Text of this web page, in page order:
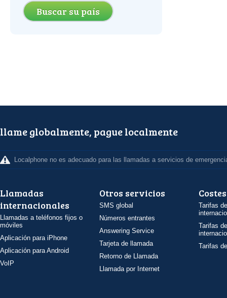
Buscar su país
llame globalmente, pague localmente
Localphone no es adecuado para las llamadas a servicios de
Llamadas
internacionales
Llamadas a teléfonos fijos o
móviles
Aplicación para iPhone
Aplicación para Android
VoIP
Otros servicios
SMS global
Números entrantes
Answering Service
Tarjeta de llamada
Retorno de Llamada
Llamada por Internet
Costes
Tarifas
Tarifas
Tarifas